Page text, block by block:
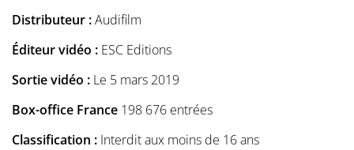
Distributeur :Audifilm
Éditeur vidéo : ESC Editions
Sortie vidéo : Le 5 mars 2019
Box-office France 198 676 entrées
Classification : Interdit aux moins de 16 ans